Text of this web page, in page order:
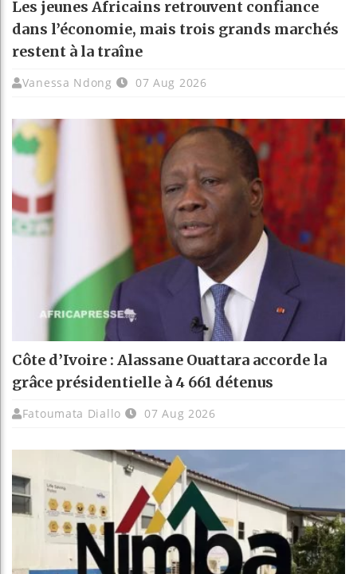
Les jeunes Africains retrouvent confiance
dans l’économie, mais trois grands marchés
restent à la traîne
Vanessa Ndong 07 Aug 2026
Côte d’Ivoire : Alassane Ouattara accorde la
grâce présidentielle à 4 661 détenus
Fatoumata Diallo 07 Aug 2026